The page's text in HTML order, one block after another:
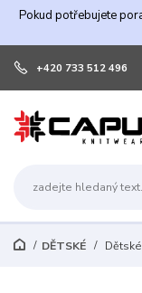
Pokud potřebujete
+420 733 512 496
DĚTSKÉ